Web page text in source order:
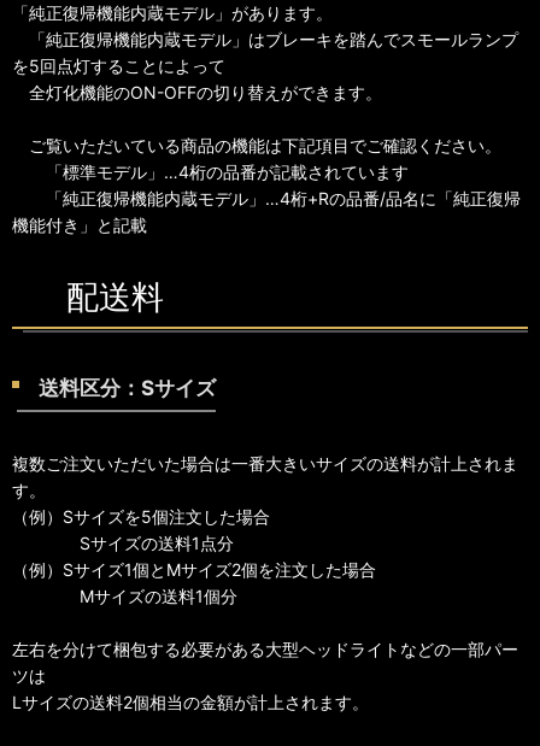
「純正復帰機能内蔵モデル」があります。
「純正復帰機能内蔵モデル」はブレーキを踏んでスモールランプ
を5回点灯することによって
全灯化機能のON-OFFの切り替えができます。
ご覧いただいている商品の機能は下記項目でご確認ください。
「標準モデル」…4桁の品番が記載されています
「純正復帰機能内蔵モデル」…4桁+Rの品番/品名に「純正復帰
機能付き」と記載
配送料
送料区分：Sサイズ
複数ご注文いただいた場合は一番大きいサイズの送料が計上されま
す。
（例）Sサイズを5個注文した場合
Sサイズの送料1点分
（例）Sサイズ1個とMサイズ2個を注文した場合
Mサイズの送料1個分
左右を分けて梱包する必要がある大型ヘッドライトなどの一部パー
ツは
Lサイズの送料2個相当の金額が計上されます。